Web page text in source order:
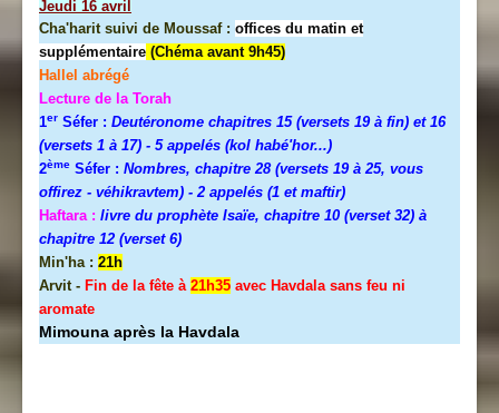
Jeudi 16 avril
Cha'harit suivi de Moussaf : offices du matin et
supplémentaire (Chéma avant 9h45)
Hallel abrégé
Lecture de la Torah
1er Séfer : Deutéronome chapitres 15 (versets 19 à fin) et 16
(versets 1 à 17) - 5 appelés (kol habé'hor...)
2ème Séfer : Nombres, chapitre 28 (versets 19 à 25, vous
offirez - véhikravtem) - 2 appelés (1 et maftir)
Haftara : livre du prophète Isaïe, chapitre 10 (verset 32) à
chapitre 12 (verset 6)
Min'ha : 21h
Arvit - Fin de la fête à 21h35 avec Havdala sans feu ni
aromate
Mimouna après la Havdala